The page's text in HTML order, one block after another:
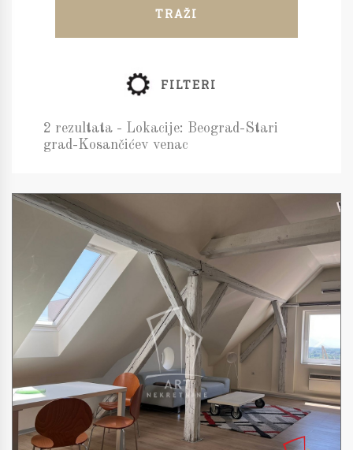
TRAŽI
FILTERI
2 rezultata - Lokacije: Beograd-Stari
grad-Kosančićev venac